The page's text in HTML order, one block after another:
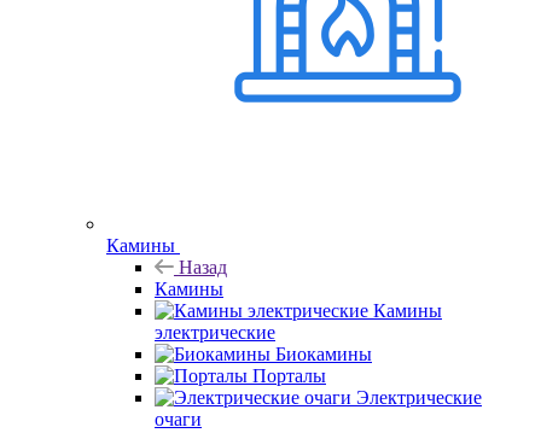
Камины
Назад
Камины
Камины
электрические
Биокамины
Порталы
Электрические
очаги